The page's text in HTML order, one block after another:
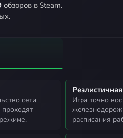
обзоров в Steam.
проходят
игра точно воспроизводит логику работы
расписания